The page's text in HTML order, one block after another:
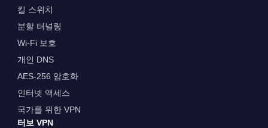
킬 스위치
분할 터널링
Wi-Fi 보호
개인 DNS
AES-256 암호화
인터넷 액세스
국가를 위한 VPN
터보 VPN